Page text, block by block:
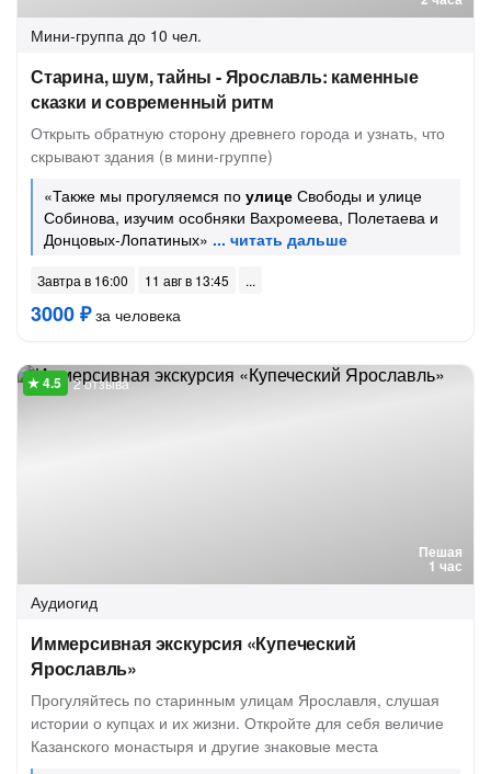
Мини-группа до 10 чел.
Старина, шум, тайны - Ярославль: каменные
сказки и современный ритм
Открыть обратную сторону древнего города и узнать, что
скрывают здания (в мини-группе)
«Также мы прогуляемся по улице Свободы и улице
Собинова, изучим особняки Вахромеева, Полетаева и
Донцовых-Лопатиных»
Завтра в 16:00 11 авг в 13:45
3000 ₽за человека
Пешая
1 час
2 отзыва
Аудиогид
Иммерсивная экскурсия «Купеческий
Ярославль»
Прогуляйтесь по старинным улицам Ярославля, слушая
истории о купцах и их жизни. Откройте для себя величие
Казанского монастыря и другие знаковые места